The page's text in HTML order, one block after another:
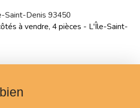
Saint-Denis 93450
à vendre, 4 pièces - L'Île-Saint-